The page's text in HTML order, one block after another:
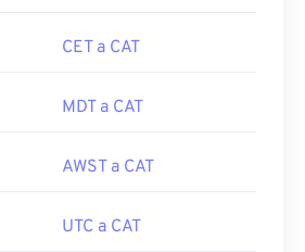
CET a CAT
MDT a CAT
AWST a CAT
UTC a CAT